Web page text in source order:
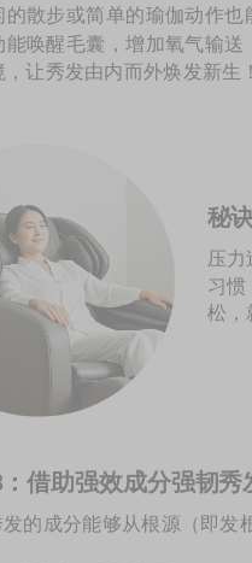
的成分能够从根源（即发
压
习
松，
秘
的散步或简单的瑜伽动作也
唤醒毛囊，增加氧气输送
让秀发由内而外焕发新生！